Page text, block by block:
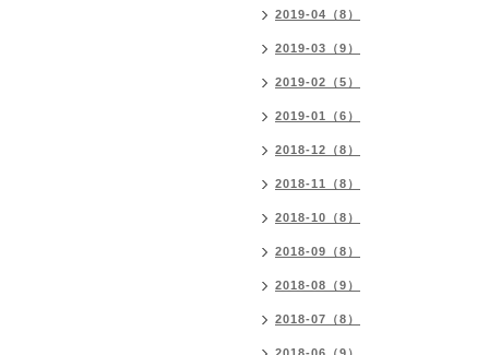
2019-04（8）
2019-03（9）
2019-02（5）
2019-01（6）
2018-12（8）
2018-11（8）
2018-10（8）
2018-09（8）
2018-08（9）
2018-07（8）